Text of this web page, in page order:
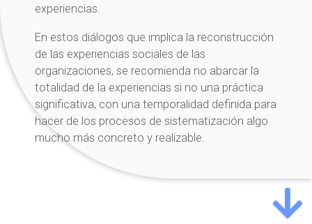
experiencias.
En estos diálogos que implica la reconstrucción
de las experiencias sociales de las
organizaciones, se recomienda no abarcar la
totalidad de la experiencias si no una práctica
significativa, con una temporalidad definida para
hacer de los procesos de sistematización algo
mucho más concreto y realizable.